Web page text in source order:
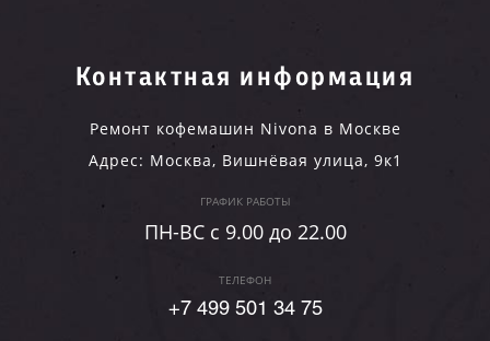
Контактная информация
Ремонт кофемашин Nivona в Москве
Адрес: Москва, Вишнёвая улица, 9к1
ГРАФИК РАБОТЫ
ПН-ВC c 9.00 до 22.00
ТЕЛЕФОН
+7 499 501 34 75